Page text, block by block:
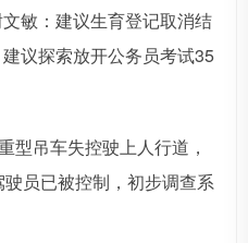
敏：建议生育登记取消结
议探索放开公务员考试35
型吊车失控驶上人行道，
员已被控制，初步调查系